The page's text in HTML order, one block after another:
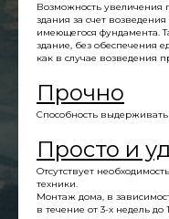
Возможность увеличения
здания за счет
имеющегося фундамента.
здание, без обеспечения
как в случае возведения
Прочно
Способность
Просто и
Отсутствует
техники.
Монтаж дома, в
в течение от 3-х недель до